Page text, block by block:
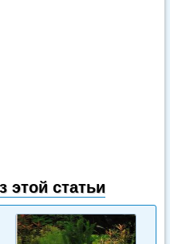
этой статьи